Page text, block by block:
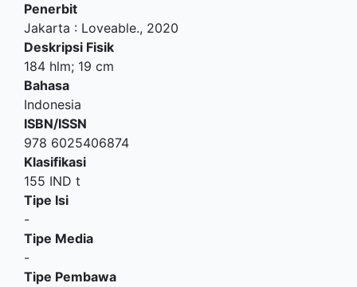
Penerbit
Jakarta : Loveable., 2020
Deskripsi Fisik
184 hlm; 19 cm
Bahasa
Indonesia
ISBN/ISSN
978 6025406874
Klasifikasi
155 IND t
Tipe Isi
-
Tipe Media
-
Tipe Pembawa